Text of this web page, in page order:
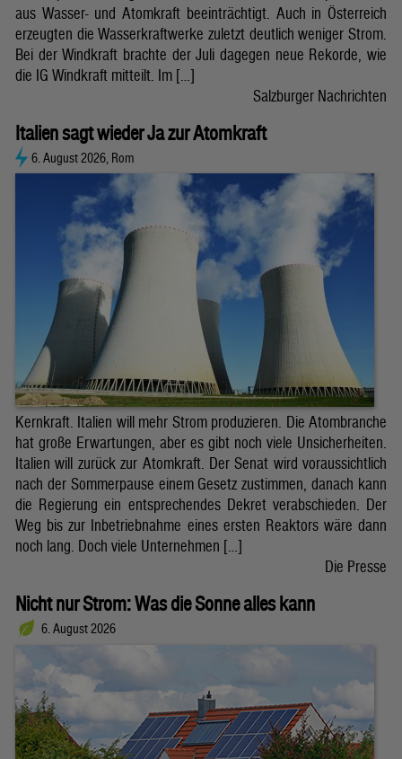
aus Wasser- und Atomkraft beeinträchtigt. Auch in Österreich
erzeugten die Wasserkraftwerke zuletzt deutlich weniger Strom.
Bei der Windkraft brachte der Juli dagegen neue Rekorde, wie
die IG Windkraft mitteilt. Im […]
Salzburger Nachrichten
Italien sagt wieder Ja zur Atomkraft
6. August 2026, Rom
Kernkraft. Italien will mehr Strom produzieren. Die Atombranche
hat große Erwartungen, aber es gibt noch viele Unsicherheiten.
Italien will zurück zur Atomkraft. Der Senat wird voraussichtlich
nach der Sommerpause einem Gesetz zustimmen, danach kann
die Regierung ein entsprechendes Dekret verabschieden. Der
Weg bis zur Inbetriebnahme eines ersten Reaktors wäre dann
noch lang. Doch viele Unternehmen […]
Die Presse
Nicht nur Strom: Was die Sonne alles kann
6. August 2026